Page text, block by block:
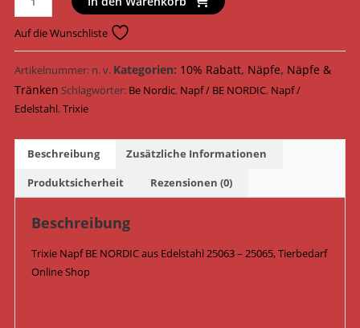
Napf
BE
NORDIC
Edelstahl
25063
-
/
Sand
Menge
Auf die Wunschliste
Artikelnummer: n. v. Kategorien: 10% Rabatt, Näpfe, Näpfe &
Tränken Schlagwörter: Be Nordic, Napf / BE NORDIC, Napf /
Edelstahl,Trixie
Beschreibung
Zusätzliche Informationen
Produktsicherheit
Rezensionen (0)
Beschreibung
Trixie Napf BE NORDIC aus Edelstahl 25063 – 25065, Tierbedarf
Online Shop